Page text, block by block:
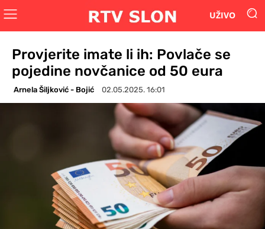
UŽIVO
Provjerite imate li ih: Povlače se
pojedine novčanice od 50 eura
Arnela Šiljković - Bojić 02.05.2025. 16:01